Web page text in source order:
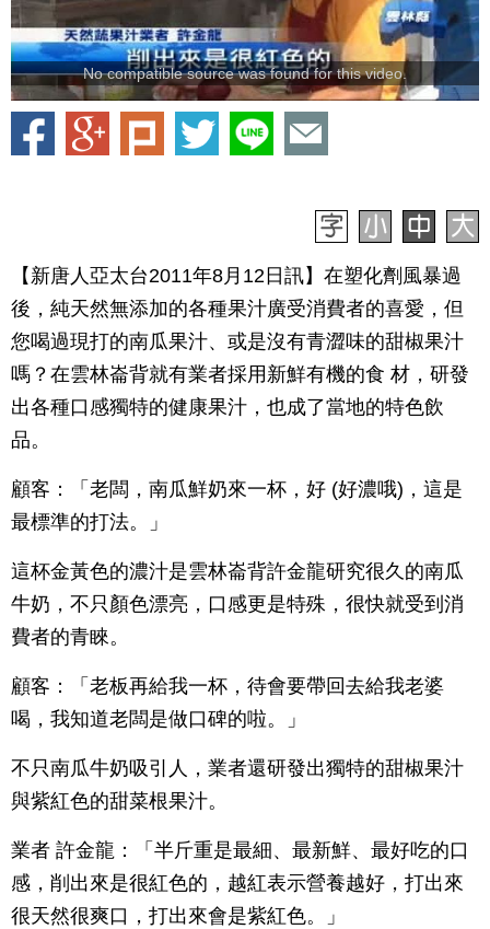
No compatible source was found for this video.
【新唐人亞太台2011年8月12日訊】在塑化劑風暴過
後，純天然無添加的各種果汁廣受消費者的喜愛，但
您喝過現打的南瓜果汁、或是沒有青澀味的甜椒果汁
嗎？在雲林崙背就有業者採用新鮮有機的食 材，研發
出各種口感獨特的健康果汁，也成了當地的特色飲
品。
顧客：「老闆，南瓜鮮奶來一杯，好 (好濃哦)，這是
最標準的打法。」
這杯金黃色的濃汁是雲林崙背許金龍研究很久的南瓜
牛奶，不只顏色漂亮，口感更是特殊，很快就受到消
費者的青睞。
顧客：「老板再給我一杯，待會要帶回去給我老婆
喝，我知道老闆是做口碑的啦。」
不只南瓜牛奶吸引人，業者還研發出獨特的甜椒果汁
與紫紅色的甜菜根果汁。
業者 許金龍：「半斤重是最細、最新鮮、最好吃的口
感，削出來是很紅色的，越紅表示營養越好，打出來
很天然很爽口，打出來會是紫紅色。」